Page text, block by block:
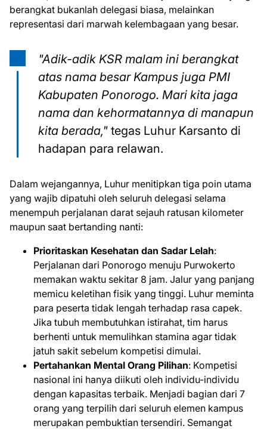
berangkat bukanlah delegasi biasa, melainkan
representasi dari marwah kelembagaan yang besar.
"Adik-adik KSR malam ini berangkat
atas nama besar Kampus juga PMI
Kabupaten Ponorogo. Mari kita jaga
nama dan kehormatannya di manapun
kita berada," tegas Luhur Karsanto di
hadapan para relawan.
Dalam wejangannya, Luhur menitipkan tiga poin utama
yang wajib dipatuhi oleh seluruh delegasi selama
menempuh perjalanan darat sejauh ratusan kilometer
maupun saat bertanding nanti:
Prioritaskan Kesehatan dan Sadar Lelah:
Perjalanan dari Ponorogo menuju Purwokerto
memakan waktu sekitar 8 jam. Jalur yang panjang
memicu keletihan fisik yang tinggi. Luhur meminta
para peserta tidak lengah terhadap rasa capek.
Jika tubuh membutuhkan istirahat, tim harus
berhenti untuk memulihkan stamina agar tidak
jatuh sakit sebelum kompetisi dimulai.
Pertahankan Mental Orang Pilihan: Kompetisi
nasional ini hanya diikuti oleh individu-individu
dengan kapasitas terbaik. Menjadi bagian dari 7
orang yang terpilih dari seluruh elemen kampus
merupakan pembuktian tersendiri. Semangat